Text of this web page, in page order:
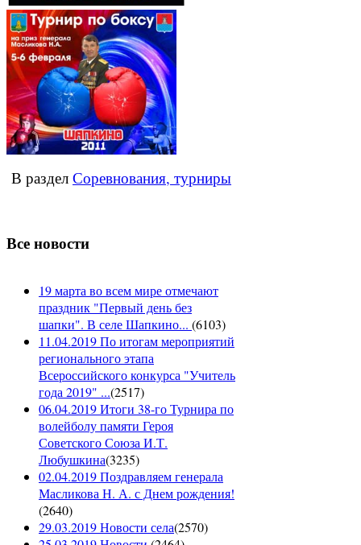
В раздел Соревнования, турниры
Все новости
19 марта во всем мире отмечают
праздник "Первый день без
шапки". В селе Шапкино... (6103)
11.04.2019 По итогам мероприятий
регионального этапа
Всероссийского конкурса "Учитель
года 2019" ...(2517)
06.04.2019 Итоги 38-го Турнира по
волейболу памяти Героя
Советского Союза И.Т.
Любушкина(3235)
02.04.2019 Поздравляем генерала
Масликова Н. А. с Днем рождения!
(2640)
29.03.2019 Новости села(2570)